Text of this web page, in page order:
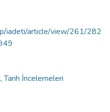
iadeti/article/view/261/282
Tarih İncelemeleri